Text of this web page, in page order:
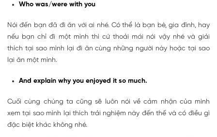
Who was/were with you
Nói đến bạn đã đi ăn với ai nhé. Có thể là bạn bè, gia đình, hay
nếu bạn chỉ đi một mình thì cứ thoải mái nói vậy nhé và giải
thích tại sao mình lại đi ăn cùng những người này hoặc tại sao
lại ăn một mình.
And explain why you enjoyed it so much.
Cuối cùng chúng ta cũng sẽ luôn nói về cảm nhận của mình
xem tại sao mình lại thích trải nghiệm này đến thế và có điều gì
đặc biệt khác không nhé.